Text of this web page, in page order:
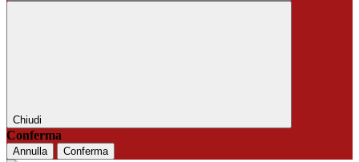
Chiudi
Conferma
Annulla Conferma